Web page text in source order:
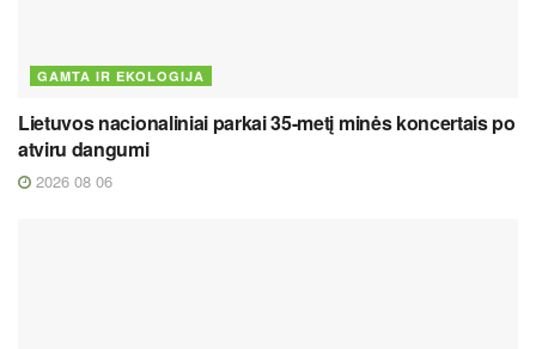
GAMTA IR EKOLOGIJA
Lietuvos nacionaliniai parkai 35-metį minės koncertais po
atviru dangumi
2026 08 06